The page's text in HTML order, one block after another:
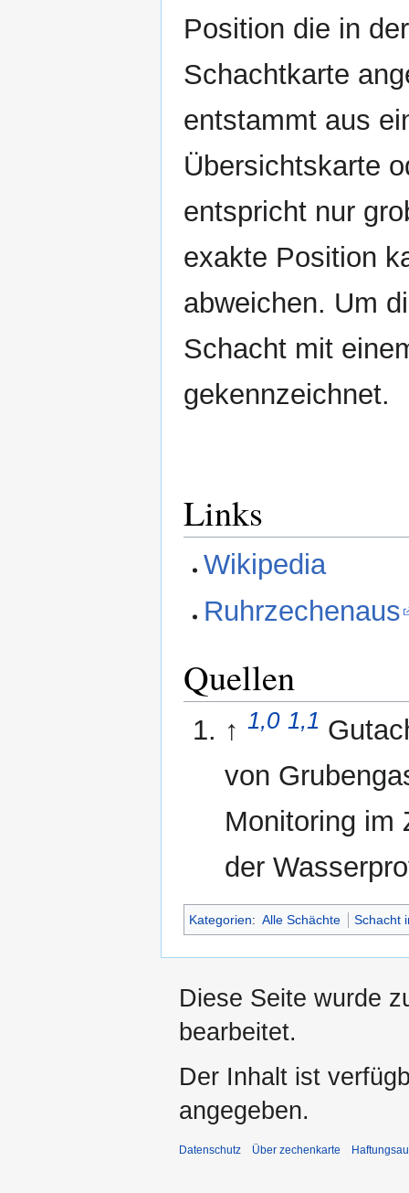
Position die in der
Schachtkarte
entstammt aus
Übersichtskarte
entspricht nur
exakte Position
abweichen. Um
Schacht mit
gekennzeichnet.
Links
Wikipedia
Ruhrzechenaus
Quellen
↑ 1,0 1,1
von
Monitoring im
der
Kategorien: Alle Schächte Schacht
Diese Seite wurde
bearbeitet.
Der Inhalt ist
angegeben.
Datenschutz Über zechenkarte